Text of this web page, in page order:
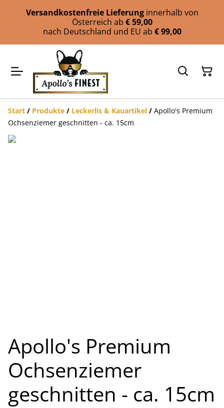
Versandkostenfreie Lieferung innerhalb von
Österreich ab € 59,00
nach Deutschland und EU ab € 99,00
Start / Produkte / Leckerlis & Kauartikel / Apollo's Premium
Ochsenziemer geschnitten - ca. 15cm
Apollo's Premium
Ochsenziemer
geschnitten - ca. 15cm